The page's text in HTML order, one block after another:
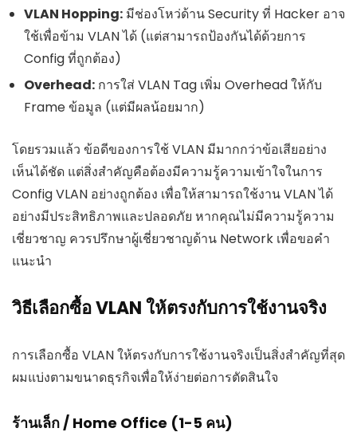
VLAN Hopping: มีช่องโหว่ด้าน Security ที่ Hacker อาจ
ใช้เพื่อข้าม VLAN ได้ (แต่สามารถป้องกันได้ด้วยการ
Config ที่ถูกต้อง)
Overhead: การใส่ VLAN Tag เพิ่ม Overhead ให้กับ
Frame ข้อมูล (แต่มีผลน้อยมาก)
โดยรวมแล้ว ข้อดีของการใช้ VLAN มีมากกว่าข้อเสียอย่าง
เห็นได้ชัด แต่สิ่งสำคัญคือต้องมีความรู้ความเข้าใจในการ
Config VLAN อย่างถูกต้อง เพื่อให้สามารถใช้งาน VLAN ได้
อย่างมีประสิทธิภาพและปลอดภัย หากคุณไม่มีความรู้ความ
เชี่ยวชาญ ควรปรึกษาผู้เชี่ยวชาญด้าน Network เพื่อขอคำ
แนะนำ
วิธีเลือกซื้อ VLAN ให้ตรงกับการใช้งานจริง
การเลือกซื้อ VLAN ให้ตรงกับการใช้งานจริงเป็นสิ่งสำคัญที่สุด
ผมแบ่งตามขนาดธุรกิจเพื่อให้ง่ายต่อการตัดสินใจ
ร้านเล็ก / Home Office (1-5 คน)